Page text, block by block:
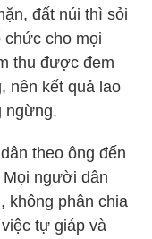
đất núi thì sỏi
cho mọi
thu được đem
nên kết quả lao
ngừng.
theo ông đến
người dân
không phân chia
tự giáp và